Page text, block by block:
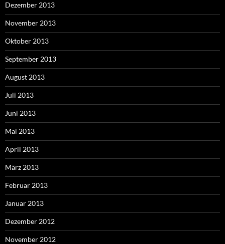
Dezember 2013
November 2013
Oktober 2013
September 2013
August 2013
Juli 2013
Juni 2013
Mai 2013
April 2013
März 2013
Februar 2013
Januar 2013
Dezember 2012
November 2012